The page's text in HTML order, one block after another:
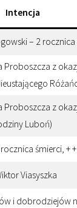
Intencja
– 2
Proboszcza z
Proboszcza z
Luboń)
rocznica śmierci, +
Viasyszka
i dobrodziejów